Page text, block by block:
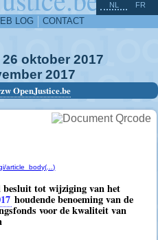
LOG CONTACT
NL FR
26 oktober 2017
2017
OpenJustice.be
article_body(...)
tot wijziging van het
houdende benoeming van de
voor de kwaliteit van
^